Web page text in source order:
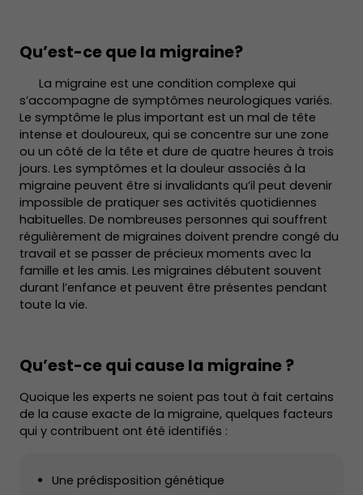
Qu’est-ce que la migraine?
La migraine est une condition complexe qui
s’accompagne de symptômes neurologiques variés.
Le symptôme le plus important est un mal de tête
intense et douloureux, qui se concentre sur une zone
ou un côté de la tête et dure de quatre heures à trois
jours. Les symptômes et la douleur associés à la
migraine peuvent être si invalidants qu’il peut devenir
impossible de pratiquer ses activités quotidiennes
habituelles. De nombreuses personnes qui souffrent
régulièrement de migraines doivent prendre congé du
travail et se passer de précieux moments avec la
famille et les amis. Les migraines débutent souvent
durant l’enfance et peuvent être présentes pendant
toute la vie.
Qu’est-ce qui cause la migraine ?
Quoique les experts ne soient pas tout à fait certains
de la cause exacte de la migraine, quelques facteurs
qui y contribuent ont été identifiés :
Une prédisposition génétique